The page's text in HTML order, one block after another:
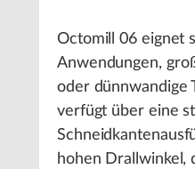
Octomill 06 eignet
Anwendungen,
oder dünnwandige
verfügt über eine
hohen Drallwinkel,